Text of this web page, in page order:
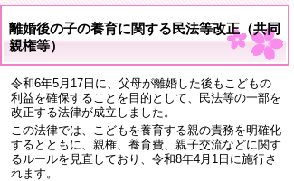
離婚後の子の養育に関する民法等改正（共同
親権等）
令和6年5月17日に、父母が離婚した後もこどもの
利益を確保することを目的として、民法等の一部を
改正する法律が成立しました。
この法律では、こどもを養育する親の責務を明確化
するとともに、親権、養育費、親子交流などに関す
るルールを見直しており、令和8年4月1日に施行さ
れます。